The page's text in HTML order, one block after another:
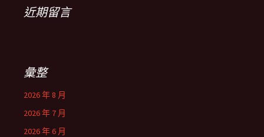
近期留言
彙整
2026 年 8 月
2026 年 7 月
2026 年 6 月